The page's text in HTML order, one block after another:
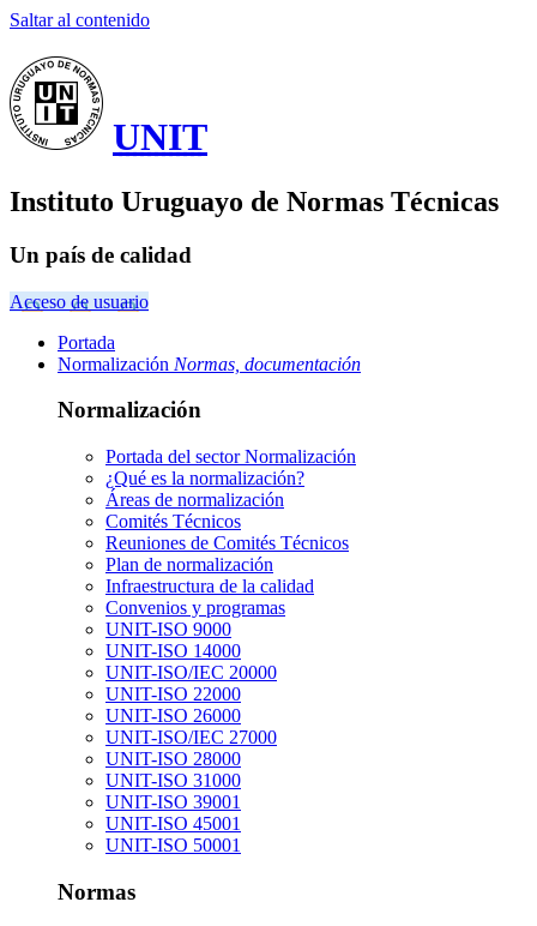
Saltar al contenido
UNIT
Instituto Uruguayo de Normas Técnicas
Un país de calidad
Acceso de usuario
Portada
Normalización Normas, documentación
Normalización
Portada del sectorNormalización
¿Qué es la normalización?
Áreas de normalización
Comités Técnicos
Reuniones de Comités Técnicos
Plan de normalización
Infraestructura de la calidad
Convenios y programas
UNIT-ISO 9000
UNIT-ISO 14000
UNIT-ISO/IEC 20000
UNIT-ISO 22000
UNIT-ISO 26000
UNIT-ISO/IEC 27000
UNIT-ISO 28000
UNIT-ISO 31000
UNIT-ISO 39001
UNIT-ISO 45001
UNIT-ISO 50001
Normas